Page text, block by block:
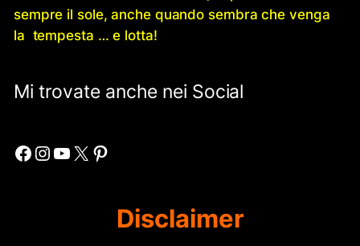
sempre il sole, anche quando sembra che venga
la tempesta … e lotta!
Mi trovate anche nei Social
Facebook Instagram YouTube X Pinterest
Disclaimer